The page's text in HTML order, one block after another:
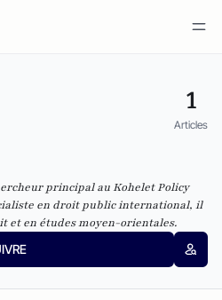
1
Articles
principal au Kohelet Policy
en droit public international, il
et en études moyen-orientales.